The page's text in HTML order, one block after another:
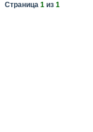
Страница 1 из 1